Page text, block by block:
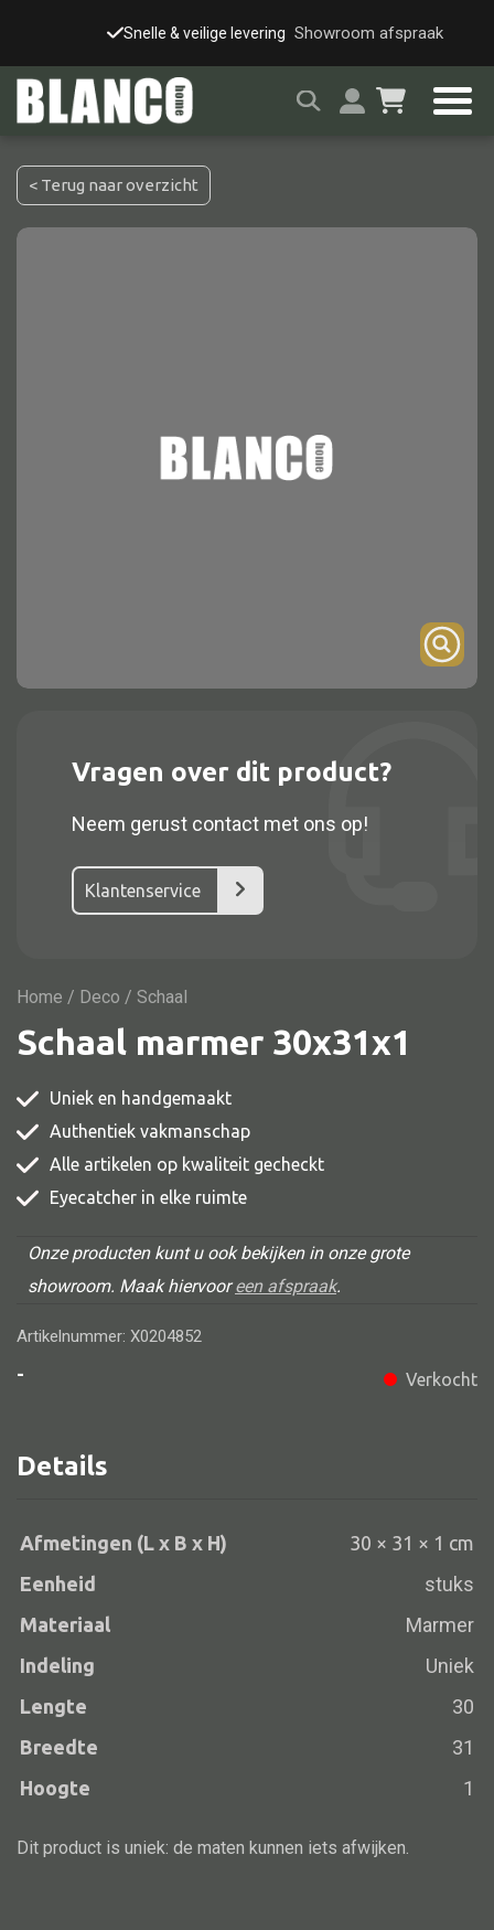
Snelle & veilige levering Grote showroom
Showroom afspraak
Alle kasten
Dressoir
Nachtkast
Vitrine
TV meubel
Comode
Eetkamer stoel
Barstoel
Stoel overig
Alle banken
Bank gestoffeerd
Bank hout
Bank IJzer
Chaise longues
Poef
< Terug naar overzicht
Vragen over dit product?
Neem gerust contact met ons op!
Klantenservice
Home / Deco / Schaal
Schaal marmer 30x31x1
Uniek en handgemaakt
Authentiek vakmanschap
Alle artikelen op kwaliteit gecheckt
Eyecatcher in elke ruimte
Onze producten kunt u ook bekijken in onze grote
showroom. Maak hiervooreen afspraak.
Artikelnummer: X0204852
-
Verkocht
Details
Afmetingen (L x B x H)
30 × 31 × 1 cm
Eenheid
stuks
Materiaal Marmer
Indeling Uniek
Lengte 30
Breedte 31
Hoogte 1
Dit product is uniek: de maten kunnen iets afwijken.